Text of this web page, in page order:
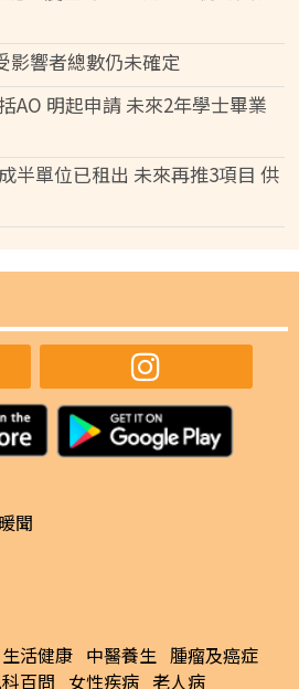
影響者總數仍未確定
AO 明起申請 未來2年學士畢業
半單位已租出 未來再推3項目 供
暖聞
生活健康 中醫養生 腫瘤及癌症
百問 女性疾病 老人病